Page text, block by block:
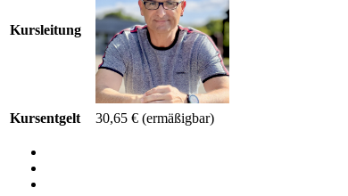
Kursleitung
Kursentgelt 30,65 € (ermäßigbar)